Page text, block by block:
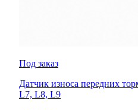
Под заказ
Датчик износа передних
L7, L8, L9